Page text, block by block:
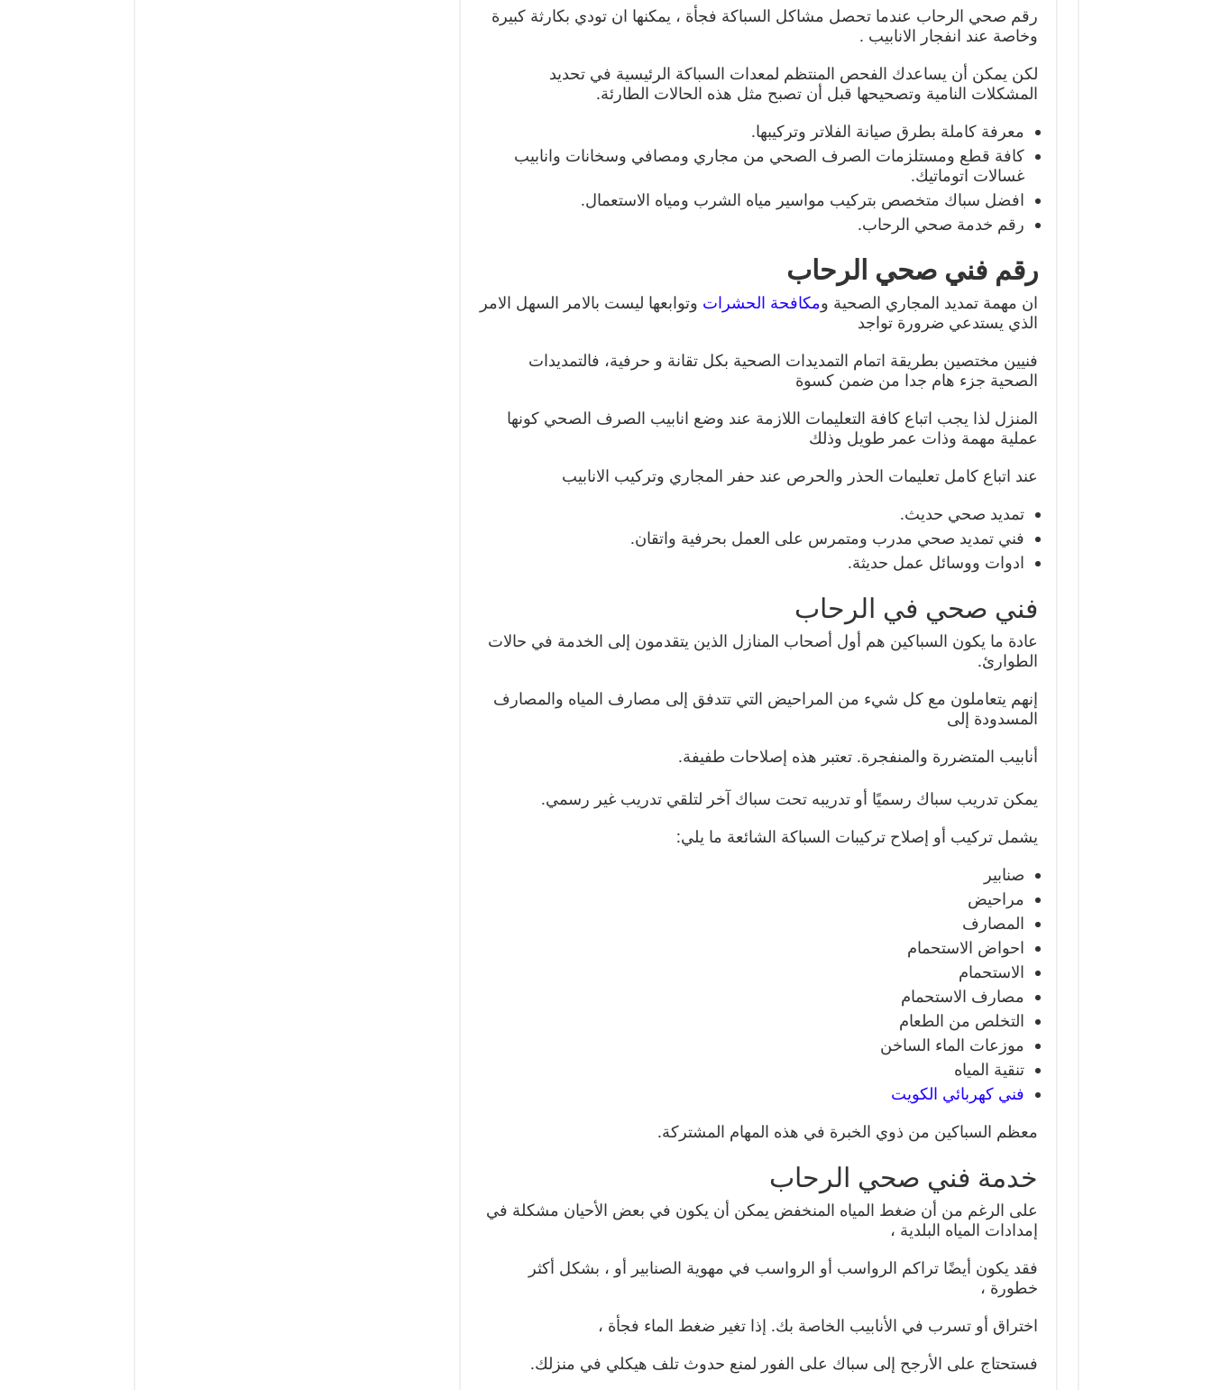
رقم صحي الرحاب عندما تحصل مشاكل السباكة فجأة ، يمكنها ان تودي بكارثة كبيرة
وخاصة عند انفجار الانابيب .
لكن يمكن أن يساعدك الفحص المنتظم لمعدات السباكة الرئيسية في تحديد
المشكلات النامية وتصحيحها قبل أن تصبح مثل هذه الحالات الطارئة.
معرفة كاملة بطرق صيانة الفلاتر وتركيبها.
كافة قطع ومستلزمات الصرف الصحي من مجاري ومصافي وسخانات وانابيب
غسالات اتوماتيك.
افضل سباك متخصص بتركيب مواسير مياه الشرب ومياه الاستعمال.
رقم خدمة صحي الرحاب.
رقم فني صحي الرحاب
ان مهمة تمديد المجاري الصحية ومكافحة الحشرات وتوابعها ليست بالامر السهل الامر
الذي يستدعي ضرورة تواجد
فنيين مختصين بطريقة اتمام التمديدات الصحية بكل تقانة و حرفية، فالتمديدات
الصحية جزء هام جدا من ضمن كسوة
المنزل لذا يجب اتباع كافة التعليمات اللازمة عند وضع انابيب الصرف الصحي كونها
عملية مهمة وذات عمر طويل وذلك
عند اتباع كامل تعليمات الحذر والحرص عند حفر المجاري وتركيب الانابيب
تمديد صحي حديث.
فني تمديد صحي مدرب ومتمرس على العمل بحرفية واتقان.
ادوات ووسائل عمل حديثة.
فني صحي في الرحاب
عادة ما يكون السباكين هم أول أصحاب المنازل الذين يتقدمون إلى الخدمة في حالات
الطوارئ.
إنهم يتعاملون مع كل شيء من المراحيض التي تتدفق إلى مصارف المياه والمصارف
المسدودة إلى
أنابيب المتضررة والمنفجرة. تعتبر هذه إصلاحات طفيفة.
يمكن تدريب سباك رسميًا أو تدريبه تحت سباك آخر لتلقي تدريب غير رسمي.
يشمل تركيب أو إصلاح تركيبات السباكة الشائعة ما يلي:
صنابير
مراحيض
المصارف
احواض الاستحمام
الاستحمام
مصارف الاستحمام
التخلص من الطعام
موزعات الماء الساخن
تنقية المياه
فني كهربائي الكويت
معظم السباكين من ذوي الخبرة في هذه المهام المشتركة.
خدمة فني صحي الرحاب
على الرغم من أن ضغط المياه المنخفض يمكن أن يكون في بعض الأحيان مشكلة في
إمدادات المياه البلدية ،
فقد يكون أيضًا تراكم الرواسب أو الرواسب في مهوية الصنابير أو ، بشكل أكثر
خطورة ،
اختراق أو تسرب في الأنابيب الخاصة بك. إذا تغير ضغط الماء فجأة ،
فستحتاج على الأرجح إلى سباك على الفور لمنع حدوث تلف هيكلي في منزلك.